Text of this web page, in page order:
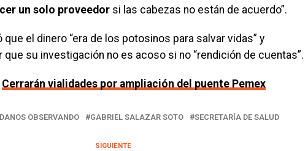
un solo proveedor si las cabezas no están de acuerdo”.
el dinero “era de los potosinos para salvar vidas” y
que su investigación no es acoso si no “rendición de cuentas”.
Cerrarán vialidades por ampliación del puente Pemex
OBSERVANDO GABRIEL SALAZAR SOTO SECRETARÍA DE SALUD
SIGUIENTE